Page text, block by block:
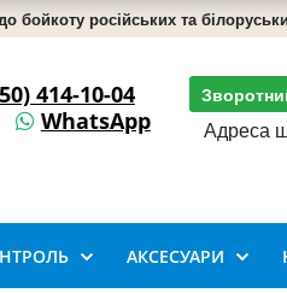
російських та
414-10-04
WhatsApp Адреса
АКСЕСУАРИ